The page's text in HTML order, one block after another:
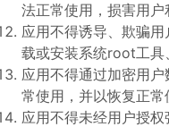
法正常使用，损害用户
应用不得诱导、欺骗
载或安装系统root工具
应用不得通过加密用
常使用，并以恢复正常
应用不得未经用户授权